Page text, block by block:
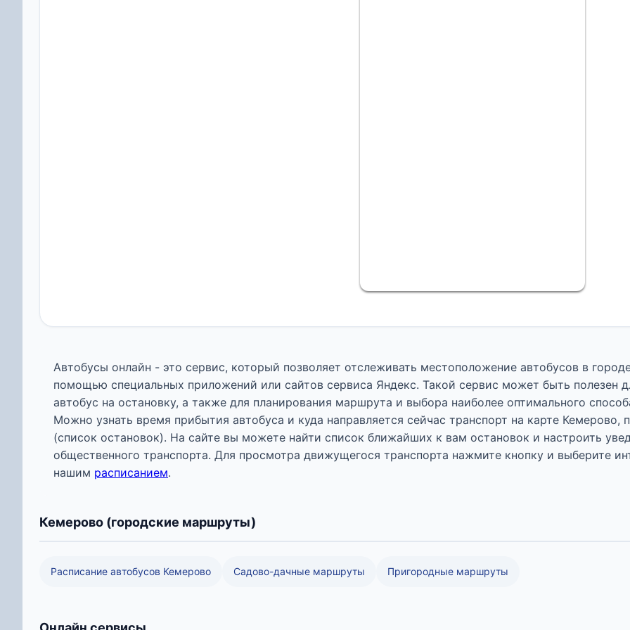
Автобусы онлайн - это сервис, который позволяет отслеживать местоположение автобусов в
помощью специальных приложений или сайтов сервиса Яндекс. Такой сервис может быть полезен
автобус на остановку, а также для планирования маршрута и выбора наиболее оптимального
Можно узнать время прибытия автобуса и куда направляется сейчас транспорт на карте
(список остановок). На сайте вы можете найти список ближайших к вам остановок и настроить
общественного транспорта. Для просмотра движущегося транспорта нажмите кнопку и выберите
нашим расписанием.
Кемерово (городские маршруты)
Расписание автобусов Кемерово Садово-дачные маршруты Пригородные маршруты